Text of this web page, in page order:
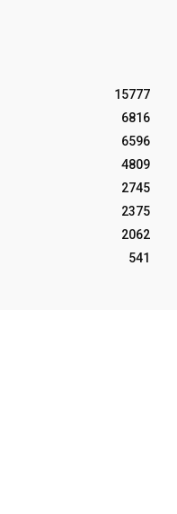
15777
6816
6596
4809
2745
2375
2062
541